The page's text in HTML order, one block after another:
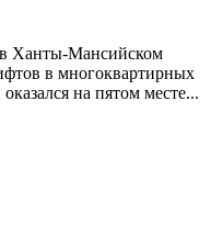
в Ханты-Мансийском
в многоквартирных
на пятом месте...